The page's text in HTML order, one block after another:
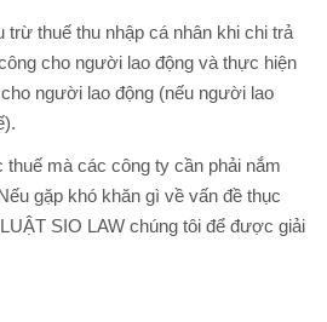
trừ thuế thu nhập cá nhân khi chi trả
cho người lao động và thực hiện
người lao động (nếu người lao
thuế mà các công ty cần phải nắm
gặp khó khăn gì về vấn đề thục
SIO LAW chúng tôi để được giải